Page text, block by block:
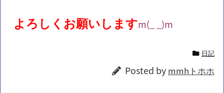
よろしくお願いしますm(_ _)m
日記
Posted by mmhトホホ